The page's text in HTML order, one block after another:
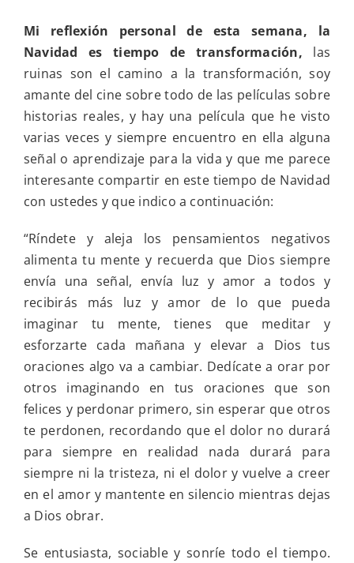
Mi reflexión personal de esta semana, la
Navidad es tiempo de transformación, las
ruinas son el camino a la transformación, soy
amante del cine sobre todo de las películas sobre
historias reales, y hay una película que he visto
varias veces y siempre encuentro en ella alguna
señal o aprendizaje para la vida y que me parece
interesante compartir en este tiempo de Navidad
con ustedes y que indico a continuación:
“Ríndete y aleja los pensamientos negativos
alimenta tu mente y recuerda que Dios siempre
envía una señal, envía luz y amor a todos y
recibirás más luz y amor de lo que pueda
imaginar tu mente, tienes que meditar y
esforzarte cada mañana y elevar a Dios tus
oraciones algo va a cambiar. Dedícate a orar por
otros imaginando en tus oraciones que son
felices y perdonar primero, sin esperar que otros
te perdonen, recordando que el dolor no durará
para siempre en realidad nada durará para
siempre ni la tristeza, ni el dolor y vuelve a creer
en el amor y mantente en silencio mientras dejas
a Dios obrar.
Se entusiasta, sociable y sonríe todo el tiempo.